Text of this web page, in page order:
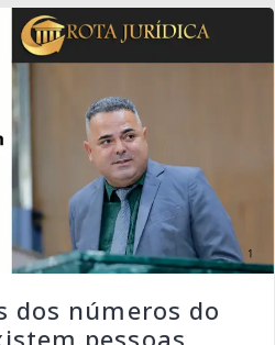
dos números do
pessoas